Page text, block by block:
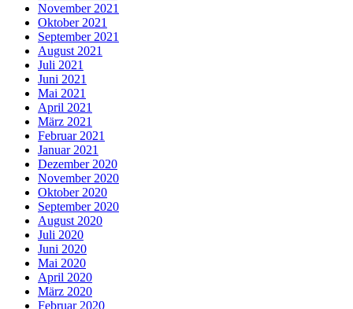
November 2021
Oktober 2021
September 2021
August 2021
Juli 2021
Juni 2021
Mai 2021
April 2021
März 2021
Februar 2021
Januar 2021
Dezember 2020
November 2020
Oktober 2020
September 2020
August 2020
Juli 2020
Juni 2020
Mai 2020
April 2020
März 2020
Februar 2020